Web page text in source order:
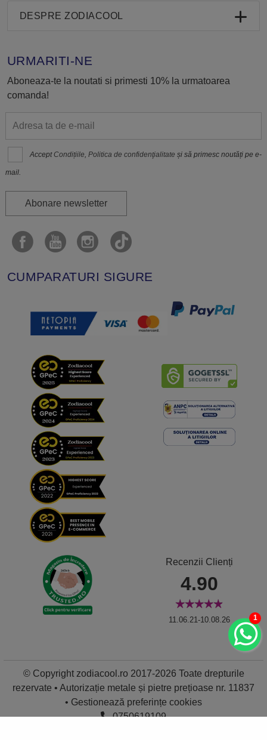
DESPRE ZODIACOOL
URMARITI-NE
Aboneaza-te la noutati si primesti 10% la urmatoarea
comanda!
Accept Condițiile,Politica de confidenţialitate și să primesc noutăți pe e-
mail.
Abonare newsletter
CUMPARATURI SIGURE
Recenzii Clienți
4.90
11.06.21-10.08.26
© Copyright zodiacool.ro 2017-2026 Toate drepturile
rezervate • Autorizație metale și pietre prețioase nr. 11837
• Gestionează preferințe cookies
0750619109
1